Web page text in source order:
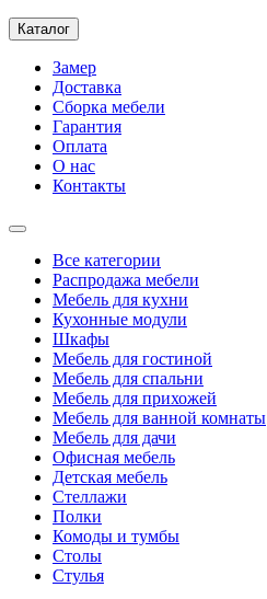
Каталог
Замер
Доставка
Сборка мебели
Гарантия
Оплата
О нас
Контакты
Все категории
Распродажа мебели
Мебель для кухни
Кухонные модули
Шкафы
Мебель для гостиной
Мебель для спальни
Мебель для прихожей
Мебель для ванной комнаты
Мебель для дачи
Офисная мебель
Детская мебель
Стеллажи
Полки
Комоды и тумбы
Столы
Стулья